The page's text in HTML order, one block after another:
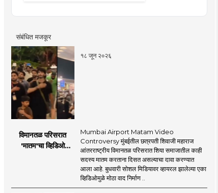
संबंधित मजकूर
१८ जून २०२६
विमानतळ परिसरात
'मातम'चा व्हिडिओ
Mumbai Airport Matam Video
Controversy मुंबईतील छत्रपती शिवाजी महाराज
आंतरराष्ट्रीय विमानतळ परिसरात शिया समाजातील काही
सदस्य मातम करताना दिसत असल्याचा दावा करण्यात
आला आहे. बुधवारी सोशल मिडियावर व्हायरल झालेल्या एका
व्हिडिओमुळे मोठा वाद निर्माण ..